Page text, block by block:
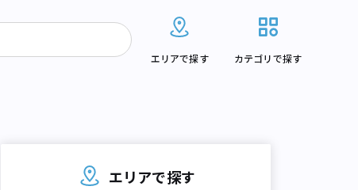
エリアで探す カテゴリで探す
エリアで探す